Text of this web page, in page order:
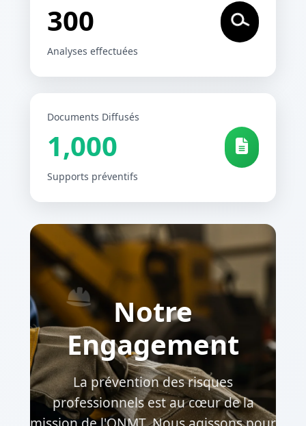
300
Analyses effectuées
Documents Diffusés
1,000
Supports préventifs
Notre
Engagement
La prévention des risques
professionnels est au cœur de la